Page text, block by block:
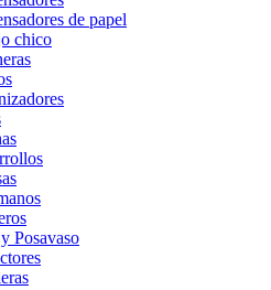
de papel
chico
Posavaso